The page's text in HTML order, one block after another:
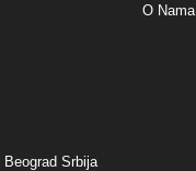
Srbija
O Nama